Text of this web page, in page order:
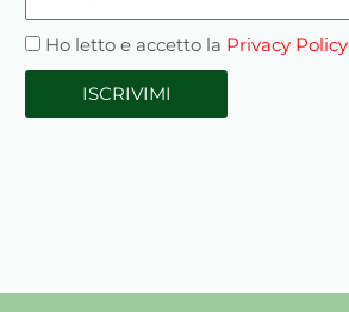
mail
Privacy
Ho letto e accetto la Privacy Policy
ISCRIVIMI